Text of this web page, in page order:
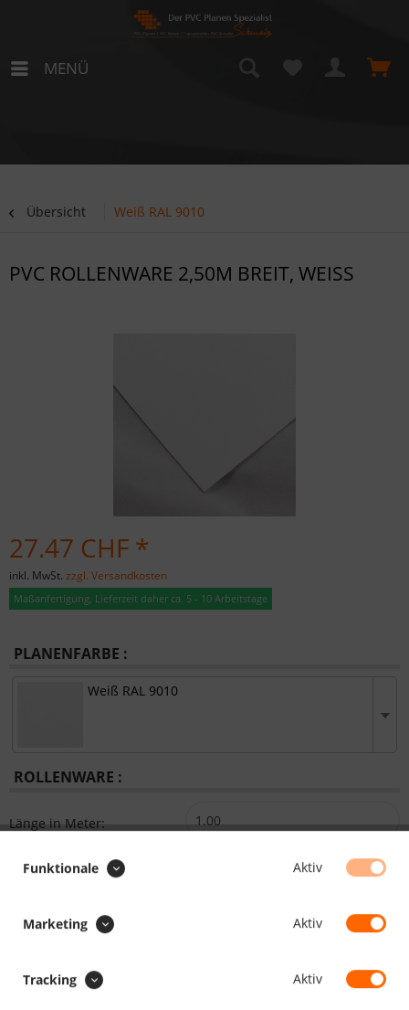
MENÜ
Übersicht Weiß RAL 9010
PVC ROLLENWARE 2,50M BREIT, WEISS
27.47 CHF *
inkl. MwSt. zzgl. Versandkosten
Maßanfertigung, Lieferzeit daher ca. 5 - 10 Arbeitstage
PLANENFARBE :
Weiß RAL 9010
ROLLENWARE :
Länge in Meter:
Gesamtpreis:
BEMERKUNG (GRÖSSE/POSITION) :
Funktionale Aktiv
Marketing Aktiv
Tracking Aktiv